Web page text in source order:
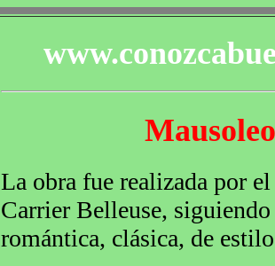
La obra fue realizada por
Carrier Belleuse,
romántica, clásica, de